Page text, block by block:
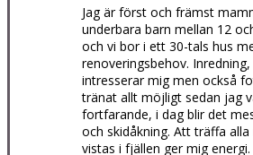
Jag är först och främst
underbara barn mellan 12
och vi bor i ett 30-tals hus
renoveringsbehov.
intresserar mig men också
tränat allt möjligt sedan jag
fortfarande, i dag blir det
och skidåkning. Att träffa
vistas i fjällen ger mig